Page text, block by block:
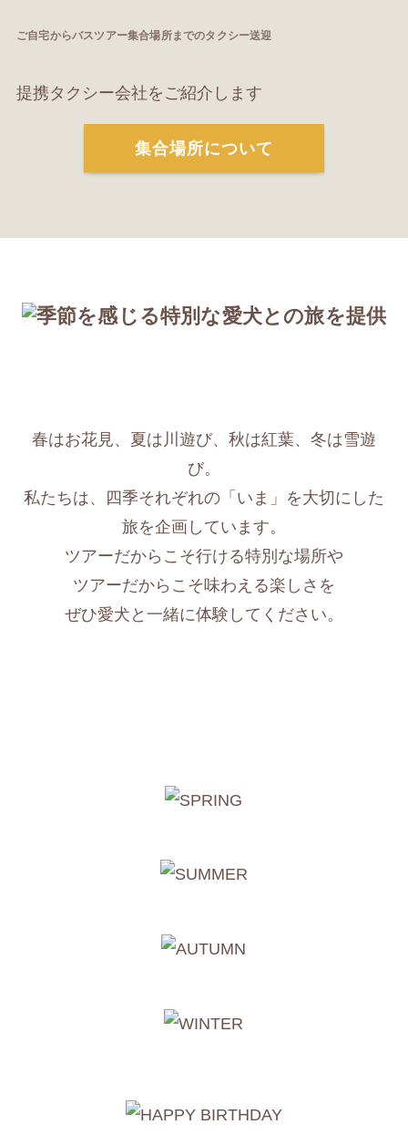
ご自宅からバスツアー集合場所までのタクシー送迎
提携タクシー会社をご紹介します
集合場所について
春はお花見、夏は川遊び、秋は紅葉、冬は雪遊
び。
私たちは、四季それぞれの「いま」を大切にした
旅を企画しています。
ツアーだからこそ行ける特別な場所や
ツアーだからこそ味わえる楽しさを
ぜひ愛犬と一緒に体験してください。